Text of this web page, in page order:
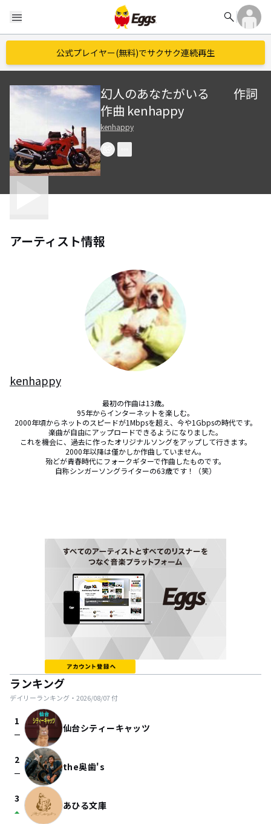
menu search
公式プレイヤー(無料)でサクサク連続再生
幻人のあなたがいる 作詞
作曲 kenhappy
kenhappy
アーティスト情報
kenhappy
最初の作曲は13歳。
95年からインターネットを楽しむ。
2000年頃からネットのスピードが1Mbpsを超え、今や1Gbpsの時代です。
楽曲が自由にアップロードできるようになりました。
これを機会に、過去に作ったオリジナルソングをアップして行きます。
2000年以降は僅かしか作曲していません。
殆どが青春時代にフォークギターで作曲したものです。
自称シンガーソングライターの63歳です！（笑）
ランキング
デイリーランキング・ 2026/08/07付
1
check_indeterminate_small 仙台シティーキャッツ
2
check_indeterminate_small the奥歯's
3
arrow_drop_up あひる文庫